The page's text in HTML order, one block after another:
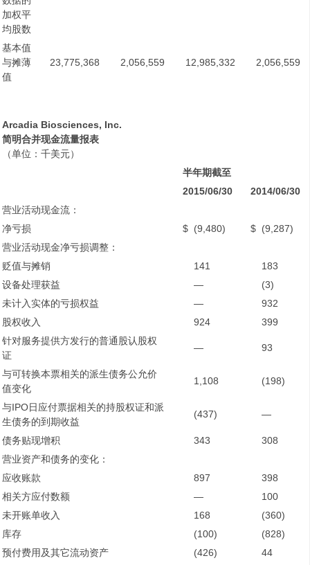
加权平
均股数
基本值
与摊薄
值
23,775,368 2,056,559 12,985,332 2,056,559
Arcadia Biosciences, Inc.
简明合并现金流量报表
（单位：千美元）
半年期截至
2015/06/30
2014/06/30
营业活动现金流：
净亏损
$ (9,480) $ (9,287)
营业活动现金净亏损调整：
贬值与摊销
141
183
设备处理获益
—
(3)
未计入实体的亏损权益
—
932
股权收入
924
399
针对服务提供方发行的普通股认股权
证
— 93
与可转换本票相关的派生债务公允价
值变化
1,108 (198)
与IPO日应付票据相关的持股权证和派
生债务的到期收益
(437) —
债务贴现增积 343
308
营业资产和债务的变化：
应收账款
897
398
相关方应付数额
—
100
未开账单收入
168
(360)
库存
(100)
(828)
预付费用及其它流动资产
(426)
44